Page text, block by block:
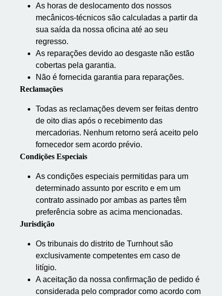
As horas de deslocamento dos nossos
mecânicos-técnicos são calculadas a partir da
sua saída da nossa oficina até ao seu
regresso.
As reparações devido ao desgaste não estão
cobertas pela garantia.
Não é fornecida garantia para reparações.
Reclamações
Todas as reclamações devem ser feitas dentro
de oito dias após o recebimento das
mercadorias. Nenhum retorno será aceito pelo
fornecedor sem acordo prévio.
Condições Especiais
As condições especiais permitidas para um
determinado assunto por escrito e em um
contrato assinado por ambas as partes têm
preferência sobre as acima mencionadas.
Jurisdição
Os tribunais do distrito de Turnhout são
exclusivamente competentes em caso de
litígio.
A aceitação da nossa confirmação de pedido é
considerada pelo comprador como acordo com